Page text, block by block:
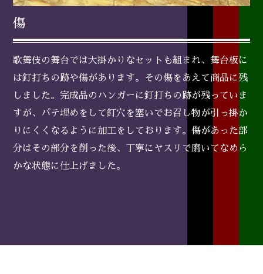
傷
歌舞伎の舞台では大掛かりなセットも組まれ、舞台板に
は釘打ちの跡や傷があります。その傷をあえて商品に残
しました。完成品のハンガーに釘打ちの跡が残っていま
すが、パテ埋めをして釘穴を塞いでお召し物が引っ掛か
りにくくなるように加工をしております。傷があった部
分はその部分を削った後、丁寧にヤスリで磨いてなめら
かな状態に仕上げました。